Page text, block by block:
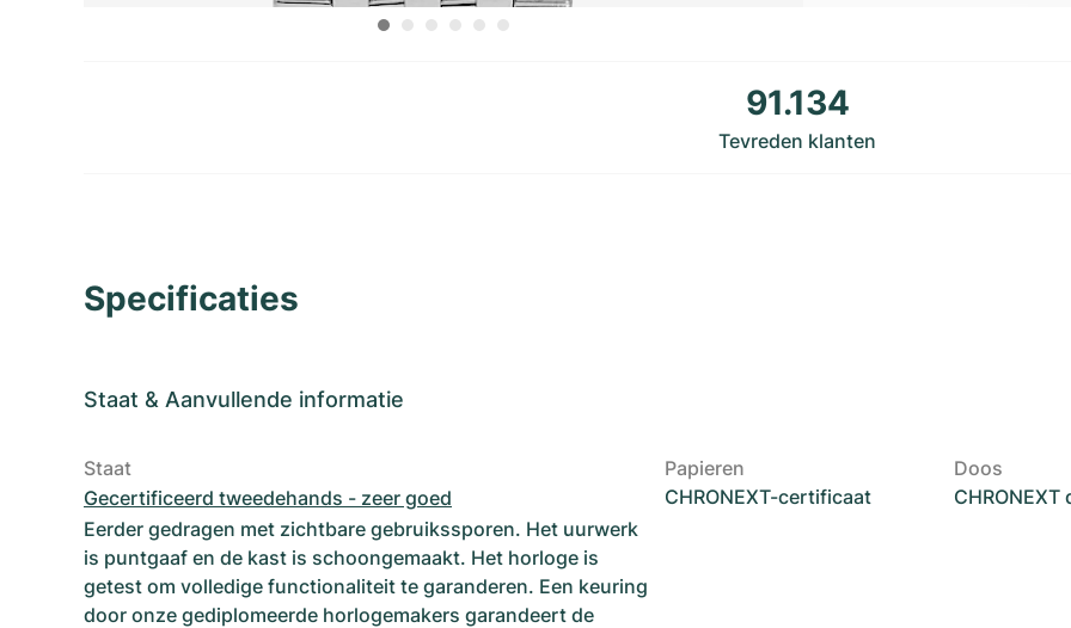
91.134
Tevreden klanten
Specificaties
Staat & Aanvullende informatie
Staat
Gecertificeerd tweedehands - zeer goed
Eerder gedragen met zichtbare gebruikssporen. Het uurwerk
is puntgaaf en de kast is schoongemaakt. Het horloge is
getest om volledige functionaliteit te garanderen. Een keuring
door onze gediplomeerde horlogemakers garandeert de
Papieren
CHRONEXT-certificaat
Doos
CHRONEXT